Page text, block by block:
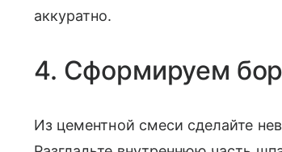
аккуратно.
4. Сформируем
Из цементной смеси сделайте